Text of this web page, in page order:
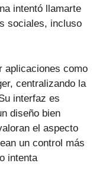
intentó llamarte
sociales, incluso
aplicaciones como
centralizando la
interfaz es
diseño bien
el aspecto
un control más
intenta